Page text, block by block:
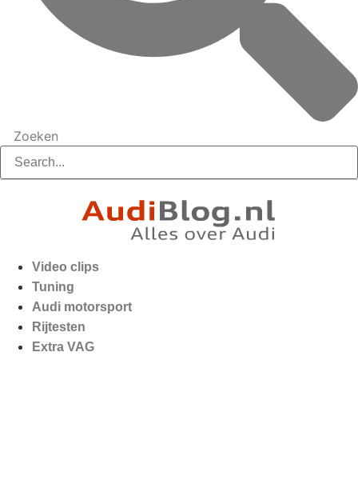
Zoeken
Video clips
Tuning
Audi motorsport
Rijtesten
Extra VAG